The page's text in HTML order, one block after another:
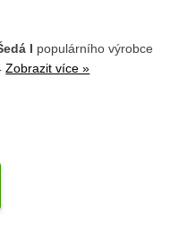
I populárního výrobce
Zobrazit více »